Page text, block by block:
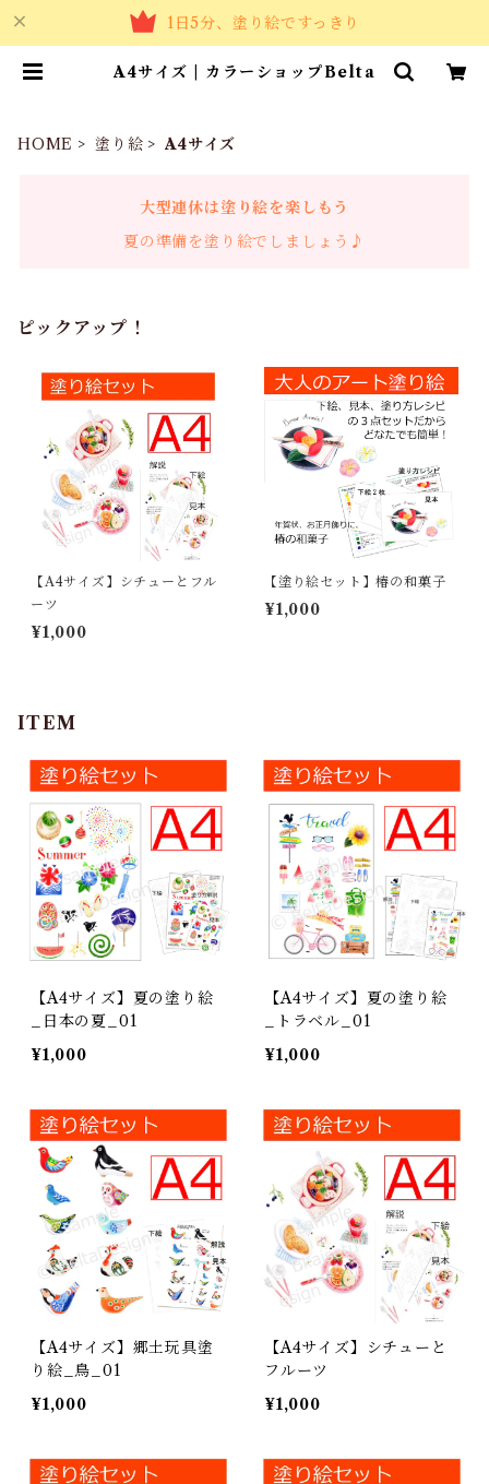
1日5分、塗り絵ですっきり
A4サイズ | カラーショップBelta
HOME 塗り絵 A4サイズ
大型連休は塗り絵を楽しもう
夏の準備を塗り絵でしましょう♪
ピックアップ！
【A4サイズ】シチューとフル
ーツ
¥1,000
【塗り絵セット】椿の和菓子
¥1,000
ITEM
【A4サイズ】夏の塗り絵
_日本の夏_01
¥1,000
【A4サイズ】夏の塗り絵
_トラベル_01
¥1,000
【A4サイズ】郷土玩具塗
り絵_鳥_01
¥1,000
【A4サイズ】シチューと
フルーツ
¥1,000